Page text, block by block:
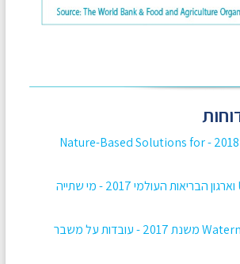
דו"ח אונסק"ו 2018 - Nature-Based Solutions for
דו"ח UNICEF וארגון הבריאות העולמי 2017 - מי שתייה
דו"ח Watermission משנת 2017 - עובדות על משבר